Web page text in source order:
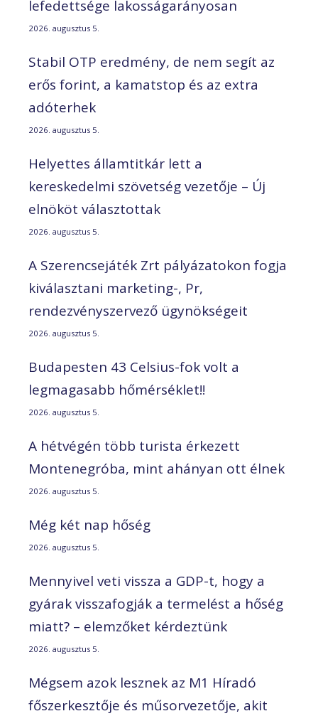
lefedettsége lakosságarányosan
2026. augusztus 5.
Stabil OTP eredmény, de nem segít az
erős forint, a kamatstop és az extra
adóterhek
2026. augusztus 5.
Helyettes államtitkár lett a
kereskedelmi szövetség vezetője – Új
elnököt választottak
2026. augusztus 5.
A Szerencsejáték Zrt pályázatokon fogja
kiválasztani marketing-, Pr,
rendezvényszervező ügynökségeit
2026. augusztus 5.
Budapesten 43 Celsius-fok volt a
legmagasabb hőmérséklet!!
2026. augusztus 5.
A hétvégén több turista érkezett
Montenegróba, mint ahányan ott élnek
2026. augusztus 5.
Még két nap hőség
2026. augusztus 5.
Mennyivel veti vissza a GDP-t, hogy a
gyárak visszafogják a termelést a hőség
miatt? – elemzőket kérdeztünk
2026. augusztus 5.
Mégsem azok lesznek az M1 Híradó
főszerkesztője és műsorvezetője, akit